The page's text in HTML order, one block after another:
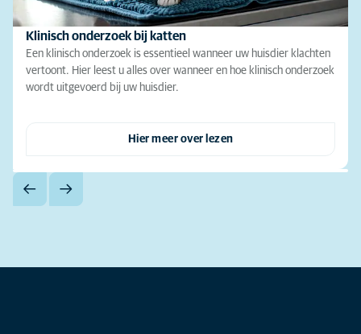
Klinisch onderzoek bij katten
Een klinisch onderzoek is essentieel wanneer uw huisdier klachten
vertoont. Hier leest u alles over wanneer en hoe klinisch onderzoek
wordt uitgevoerd bij uw huisdier.
Hier meer over lezen